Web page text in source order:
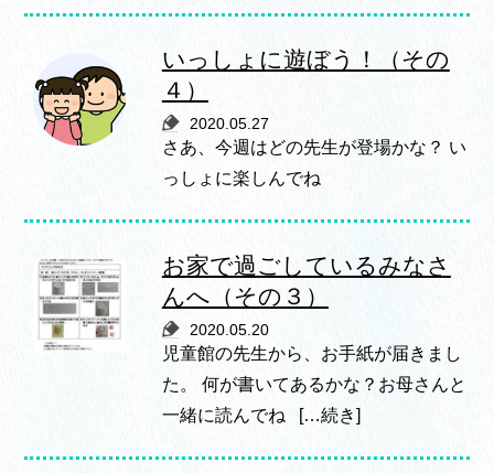
いっしょに遊ぼう！（その
４）
2020.05.27
さあ、今週はどの先生が登場かな？ い
っしょに楽しんでね
お家で過ごしているみなさ
んへ（その３）
2020.05.20
児童館の先生から、お手紙が届きまし
た。 何が書いてあるかな？お母さんと
一緒に読んでね […続き]